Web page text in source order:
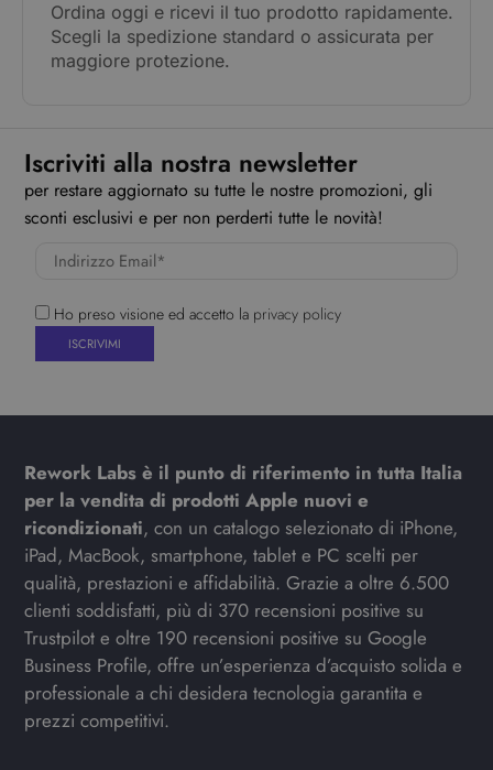
Ordina oggi e ricevi il tuo prodotto rapidamente.
Scegli la spedizione standard o assicurata per
maggiore protezione.
Iscriviti alla nostra newsletter
per restare aggiornato su tutte le nostre promozioni, gli
sconti esclusivi e per non perderti tutte le novità!
Ho preso visione ed accetto la privacy policy
Rework Labs è il punto di riferimento in tutta Italia
per la vendita di prodotti Apple nuovi e
ricondizionati, con un catalogo selezionato di iPhone,
iPad, MacBook, smartphone, tablet e PC scelti per
qualità, prestazioni e affidabilità. Grazie a oltre 6.500
clienti soddisfatti, più di 370 recensioni positive su
Trustpilot e oltre 190 recensioni positive su Google
Business Profile, offre un’esperienza d’acquisto solida e
professionale a chi desidera tecnologia garantita e
prezzi competitivi.